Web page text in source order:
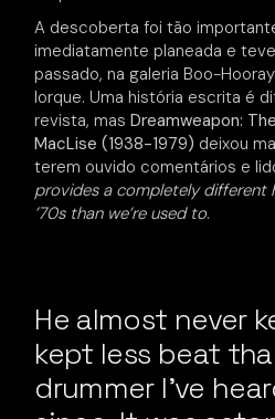
A descoberta foi tão
imediatamente planeada e
passado, na galeria Boo-
Iorque. Uma história escrita é
revista, masDreamweapon:
MacLise (1938-1979) deixou
terem ouvido comentários e
provides a completely different
’70s than we’re used to.
He almost never
kept less beat
drummer I’ve